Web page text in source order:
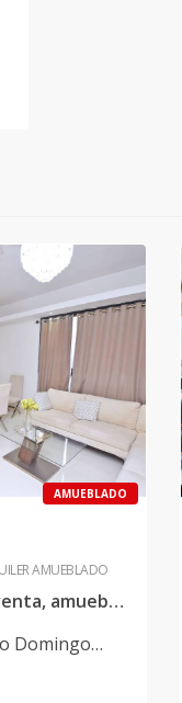
AMUEBLADO
AMUEBLADO
Apartamento en venta, amueblado en Bella Vista
Domingo